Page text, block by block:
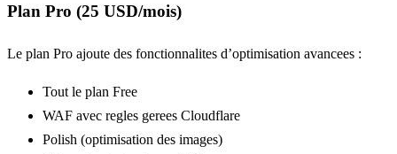
Plan Pro (25 USD/mois)
Le plan Pro ajoute des fonctionnalites d’optimisation avancees :
Tout le plan Free
WAF avec regles gerees Cloudflare
Polish (optimisation des images)